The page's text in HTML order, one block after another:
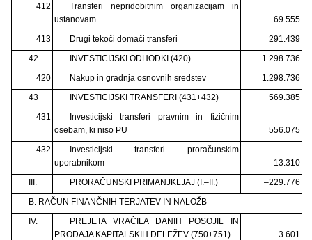
412
Transferi nepridobitnim organizacijam in
ustanovam
69.555
413
Drugi tekoči domači transferi
291.439
42
INVESTICIJSKI ODHODKI (420)
1.298.736
420
Nakup in gradnja osnovnih sredstev
1.298.736
43
INVESTICIJSKI TRANSFERI (431+432)
569.385
431
Investicijski transferi pravnim in fizičnim
osebam, ki niso PU
556.075
432
Investicijski transferi proračunskim
uporabnikom
13.310
III.
PRORAČUNSKI PRIMANJKLJAJ (I.–II.)
–229.776
B. RAČUN FINANČNIH TERJATEV IN NALOŽB
IV.
PREJETA VRAČILA DANIH POSOJIL IN
PRODAJA KAPITALSKIH DELEŽEV (750+751)
3.601